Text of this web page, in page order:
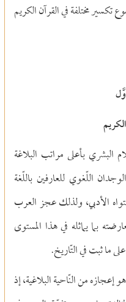
مختلفة في القرآن الكريم
البشري بأعلى مراتب البلاغة
اللّغوي للعارفين باللّغة
الأدبي, ولذلك عجز العرب
بما يماثله في هذا المستوى
ما ثبت في التّاريخ.
من النّاحية البلاغية، إذ